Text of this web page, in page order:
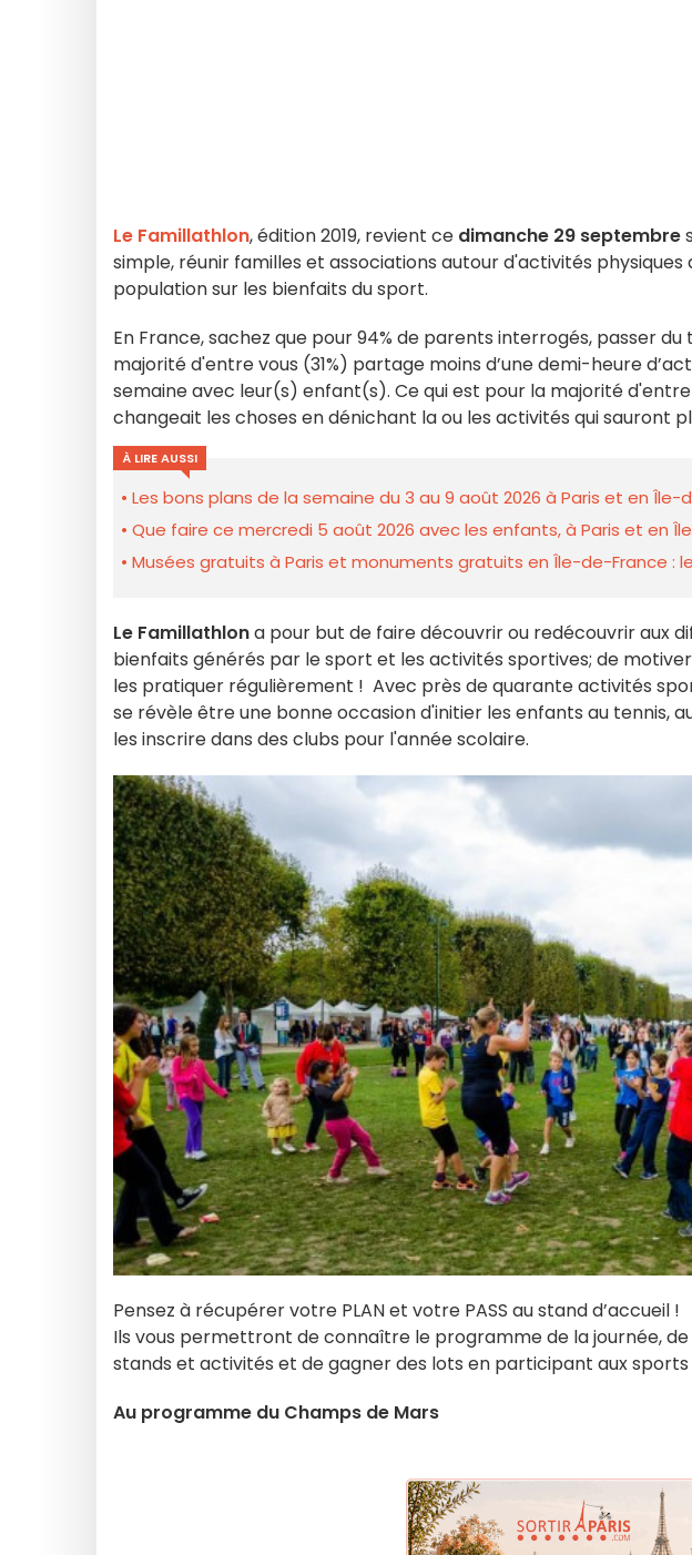
Le Famillathlon, édition 2019, revient ce dimanche 29 septembre
simple, réunir familles et associations autour d'activités
population sur les bienfaits du sport.
En France, sachez que pour 94% de parents interrogés, passer
majorité d'entre vous (31%) partage moins d’une demi-heure
semaine avec leur(s) enfant(s). Ce qui est pour la majorité
changeait les choses en dénichant la ou les activités qui sauront
À LIRE AUSSI
Les bons plans de la semaine du 3 au 9 août 2026 à Paris et en Île-
Que faire ce mercredi 5 août 2026 avec les enfants, à Paris et en
Musées gratuits à Paris et monuments gratuits en Île-de-France :
Le Famillathlona pour but de faire découvrir ou redécouvrir aux
bienfaits générés par le sport et les activités sportives; de
les pratiquer régulièrement ! Avec près de quarante activités
se révèle être une bonne occasion d'initier les enfants au tennis,
les inscrire dans des clubs pour l'année scolaire.
Pensez à récupérer votre PLAN et votre PASS au stand d’accueil !
Ils vous permettront de connaître le programme de la journée,
stands et activités et de gagner des lots en participant aux
Au programme du Champs de Mars